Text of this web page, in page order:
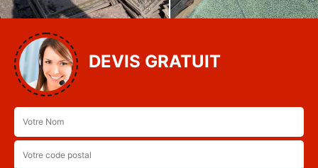
DEVIS GRATUIT